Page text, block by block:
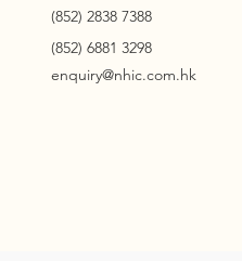
(852) 2838 7388
(852) 6881 3298
enquiry@nhic.com.hk